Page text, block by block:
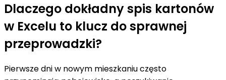
Dlaczego dokładny spis kartonów
w Excelu to klucz do sprawnej
przeprowadzki?
Pierwsze dni w nowym mieszkaniu często